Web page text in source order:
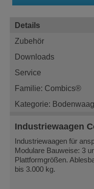
Details
Zubehör
Downloads
Service
Familie: Combics®
Kategorie:
Industriewaagen
Industriewaagen für
Modulare Bauweise: 3
Plattformgrößen.
bis 3.000 kg.